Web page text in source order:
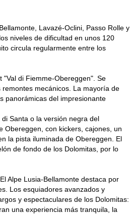
Lavazé-Oclini, Passo Rolle y
niveles de dificultad en unos 120
circula regularmente entre los
di Fiemme-Obereggen". Se
mecánicos. La mayoría de
panorámicas del impresionante
Santa o la versión negra del
Obereggen, con kickers, cajones, un
la pista iluminada de Obereggen. El
de fondo de los Dolomitas, por lo
Alpe Lusia-Bellamonte destaca por
Los esquiadores avanzados y
y espectaculares de los Dolomitas:
una experiencia más tranquila, la